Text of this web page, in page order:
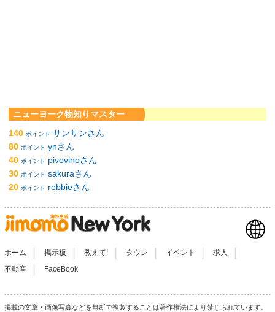
ニューヨーク物知りマスター
140 ポイント サンサンさん
80 ポイント ynさん
40 ポイント
pivovinoさん
30 ポイント sakuraさん
20 ポイント robbieさん
ホーム 掲示板 教えて! タウン イベント 求人
不動産 FaceBook
掲載の文章・画像写真などを無断で複製することは著作権法により禁じられています。